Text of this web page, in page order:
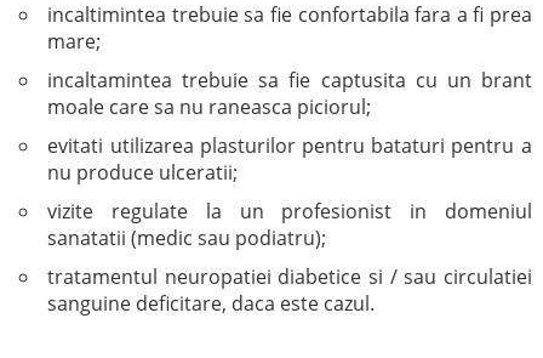
incaltimintea trebuie sa fie confortabila fara a fi prea
mare;
incaltamintea trebuie sa fie captusita cu un brant
moale care sa nu raneasca piciorul;
evitati utilizarea plasturilor pentru bataturi pentru a
nu produce ulceratii;
vizite regulate la un profesionist in domeniul
sanatatii (medic sau podiatru);
tratamentul neuropatiei diabetice si / sau circulatiei
sanguine deficitare, daca este cazul.